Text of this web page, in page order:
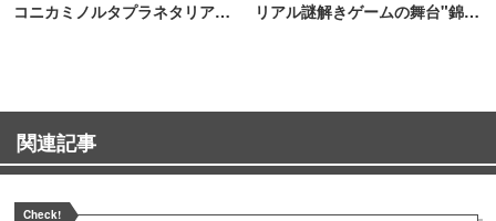
コニカミノルタプラネタリア
リアル謎解きゲームの舞台"錦糸
関連記事
Check!